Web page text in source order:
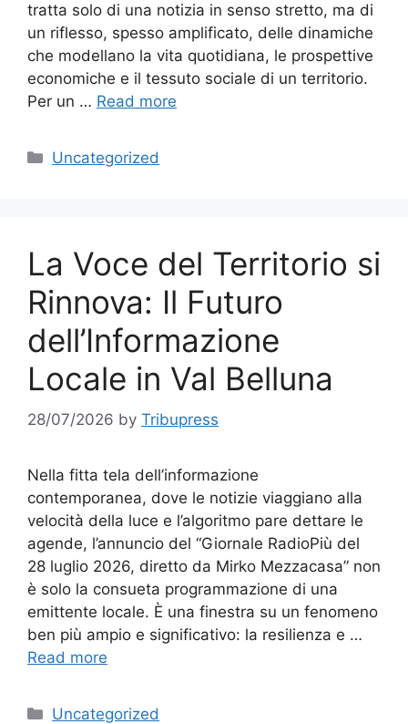
tratta solo di una notizia in senso stretto, ma di
un riflesso, spesso amplificato, delle dinamiche
che modellano la vita quotidiana, le prospettive
economiche e il tessuto sociale di un territorio.
Per un … Read more
Categories
Uncategorized
La Voce del Territorio si
Rinnova: Il Futuro
dell’Informazione
Locale in Val Belluna
28/07/2026 by Tribupress
Nella fitta tela dell’informazione
contemporanea, dove le notizie viaggiano alla
velocità della luce e l’algoritmo pare dettare le
agende, l’annuncio del “Giornale RadioPiù del
28 luglio 2026, diretto da Mirko Mezzacasa” non
è solo la consueta programmazione di una
emittente locale. È una finestra su un fenomeno
ben più ampio e significativo: la resilienza e …
Read more
Categories
Uncategorized